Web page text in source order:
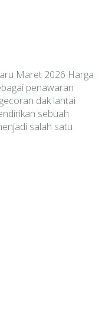
Maret 2026 Harga
penawaran
dak lantai
sebuah
salah satu